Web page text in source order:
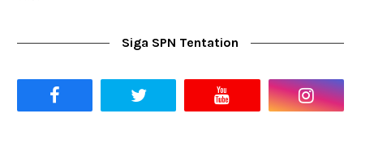
Siga SPN Tentation